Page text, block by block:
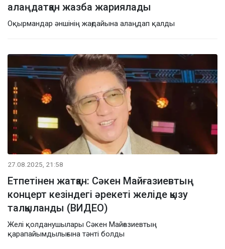
алаңдатқан жазба жариялады
Оқырмандар әншінің жағдайына алаңдап қалды
27.08.2025, 21:58
Етпетінен жатқан: Сәкен Майғазиевтың
концерт кезіндегі әрекеті желіде қызу
талқыланды (ВИДЕО)
Желі қолданушылары Сәкен Майғазиевтың
қарапайымдылығына тәнті болды